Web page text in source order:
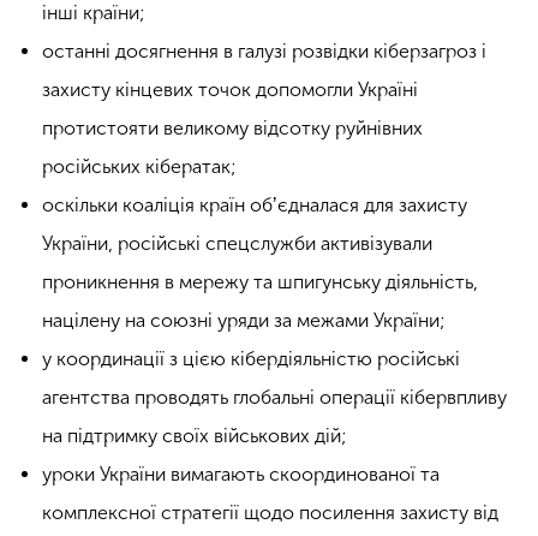
інші країни;
останні досягнення в галузі розвідки кіберзагроз і
захисту кінцевих точок допомогли Україні
протистояти великому відсотку руйнівних
російських кібератак;
оскільки коаліція країн обʼєдналася для захисту
України, російські спецслужби активізували
проникнення в мережу та шпигунську діяльність,
націлену на союзні уряди за межами України;
у координації з цією кібердіяльністю російські
агентства проводять глобальні операції кібервпливу
на підтримку своїх військових дій;
уроки України вимагають скоординованої та
комплексної стратегії щодо посилення захисту від